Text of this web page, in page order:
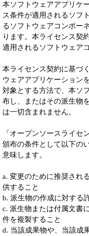
本ソフトウェアアプリケ
ス条件が適用されるソフ
るソフトウェアコンポー
ります。本ライセンス契
適用されるソフトウェア
本ライセンス契約に基づ
ウェアアプリケーション
対象とする方法で、本ソ
布し、またはその派生物
は一切含まれません。
「オープンソースライセ
頒布の条件として以下の
意味します。
a. 変更のために推奨され
供すること
b. 派生物の作成に対する
c. 派生物または付属文書
件を複製すること
d. 当該成果物や、当該成